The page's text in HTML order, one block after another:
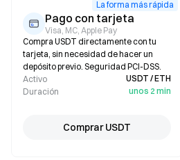
La forma más rápida
Pago con tarjeta
Visa, MC, Apple Pay
Compra USDT directamente con tu
tarjeta, sin necesidad de hacer un
depósito previo. Seguridad PCI-DSS.
Activo
USDT / ETH
Duración
unos 2 min
Comprar USDT